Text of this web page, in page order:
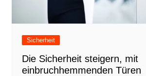
Sicherheit
Die Sicherheit steigern, mit
einbruchhemmenden Türen